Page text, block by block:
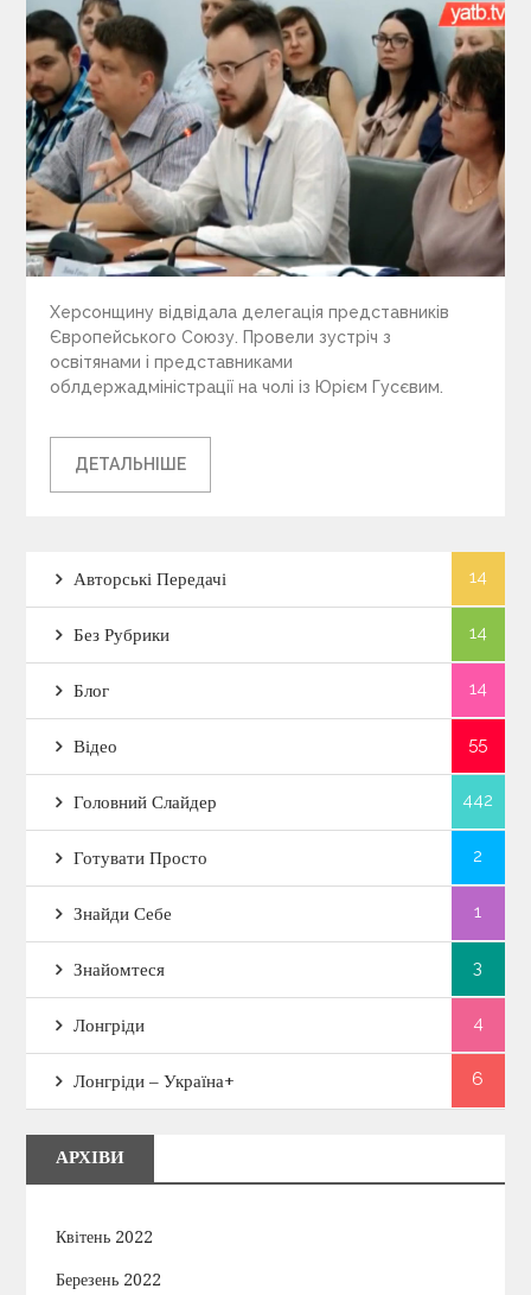
Херсонщину відвідала делегація представників
Європейського Союзу. Провели зустріч з
освітянами і представниками
облдержадміністрації на чолі із Юрієм Гусєвим.
ДЕТАЛЬНІШЕ
Авторські Передачі 14
Без Рубрики 14
Блог 14
Відео 55
Головний Слайдер 442
Готувати Просто 2
Знайди Себе 1
Знайомтеся 3
Лонгріди 4
Лонгріди – Україна+ 6
АРХІВИ
Квітень 2022
Березень 2022